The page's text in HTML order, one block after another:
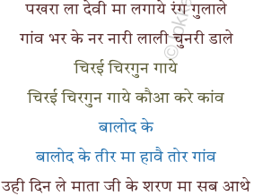
पखरा ला देवी मा लगाये रंग गुलाले
गांव भर के नर नारी लाली चुनरी डाले
चिरई चिरगुन गाये
चिरई चिरगुन गाये कौआ करे कांव
बालोद के
बालोद के तीर मा हावै तोर गांव
उही दिन ले माता जी के शरण मा सब आथे